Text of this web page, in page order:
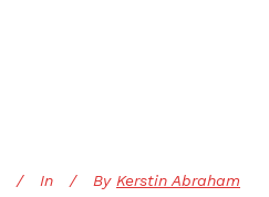
In By Kerstin Abraham